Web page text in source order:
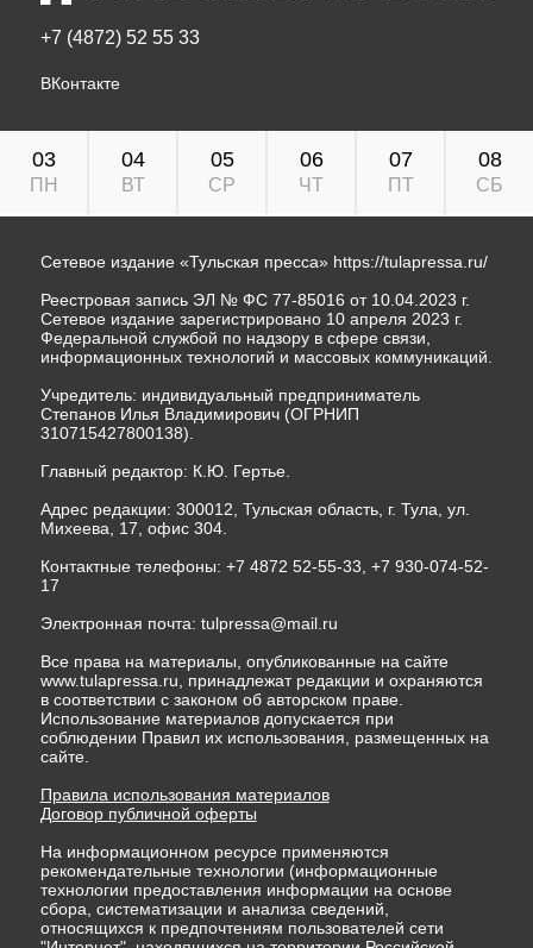
+7 (4872) 52 55 33
ВКонтакте
03
ПН
04
ВТ
05
СР
06
ЧТ
07
ПТ
08
СБ
Сетевое издание «Тульская пресса» https://tulapressa.ru/
Реестровая запись ЭЛ № ФС 77-85016 от 10.04.2023 г.
Сетевое издание зарегистрировано 10 апреля 2023 г.
Федеральной службой по надзору в сфере связи,
информационных технологий и массовых коммуникаций.
Учредитель: индивидуальный предприниматель
Степанов Илья Владимирович (ОГРНИП
310715427800138).
Главный редактор: К.Ю. Гертье.
Адрес редакции: 300012, Тульская область, г. Тула, ул.
Михеева, 17, офис 304.
Контактные телефоны: +7 4872 52-55-33, +7 930-074-52-
17
Электронная почта: tulpressa@mail.ru
Все права на материалы, опубликованные на сайте
www.tulapressa.ru, принадлежат редакции и охраняются
в соответствии с законом об авторском праве.
Использование материалов допускается при
соблюдении Правил их использования, размещенных на
сайте.
Правила использования материалов
Договор публичной оферты
На информационном ресурсе применяются
рекомендательные технологии (информационные
технологии предоставления информации на основе
сбора, систематизации и анализа сведений,
относящихся к предпочтениям пользователей сети